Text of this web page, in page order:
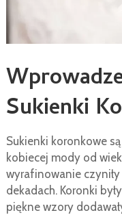
Sukienki
Sukienki koronkowe
kobiecej mody od
wyrafinowanie
dekadach. Koronki
piękne wzory